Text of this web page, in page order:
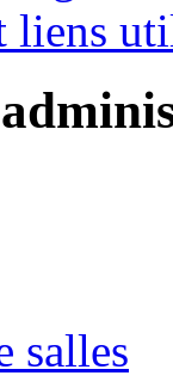
liens
salles